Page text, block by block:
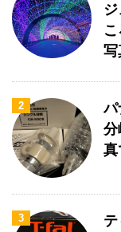
写
2
パ
分
真
3